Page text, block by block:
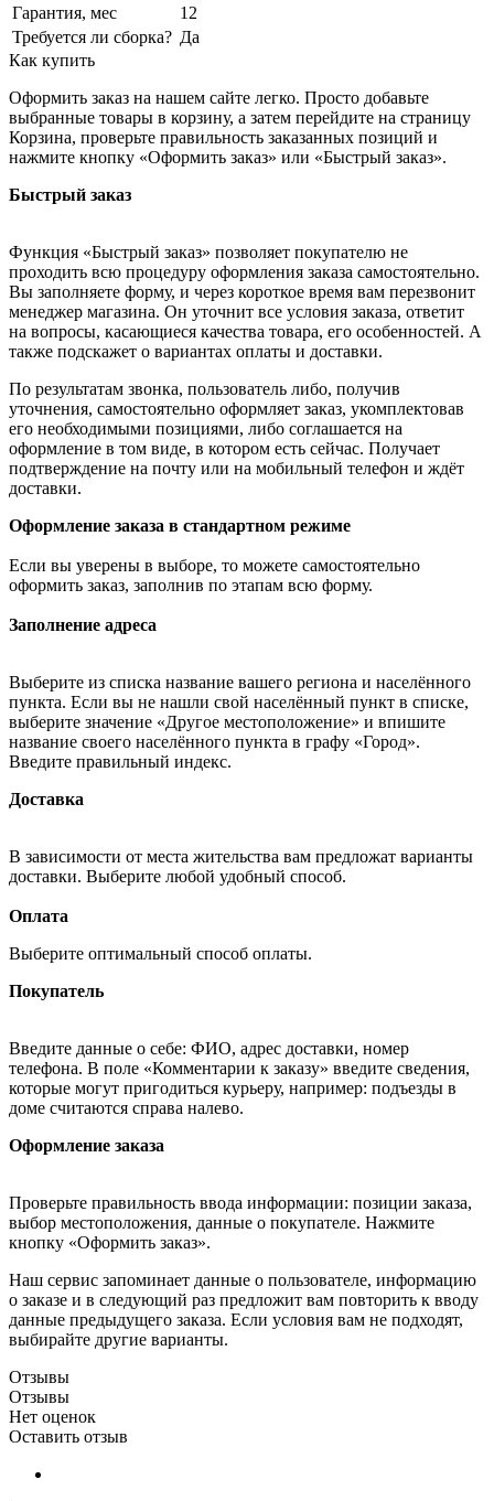
Гарантия, мес
12
Требуется ли сборка? Да
Как купить
Оформить заказ на нашем сайте легко. Просто добавьте
выбранные товары в корзину, а затем перейдите на страницу
Корзина, проверьте правильность заказанных позиций и
нажмите кнопку «Оформить заказ» или «Быстрый заказ».
Быстрый заказ
Функция «Быстрый заказ» позволяет покупателю не
проходить всю процедуру оформления заказа самостоятельно.
Вы заполняете форму, и через короткое время вам перезвонит
менеджер магазина. Он уточнит все условия заказа, ответит
на вопросы, касающиеся качества товара, его особенностей. А
также подскажет о вариантах оплаты и доставки.
По результатам звонка, пользователь либо, получив
уточнения, самостоятельно оформляет заказ, укомплектовав
его необходимыми позициями, либо соглашается на
оформление в том виде, в котором есть сейчас. Получает
подтверждение на почту или на мобильный телефон и ждёт
доставки.
Оформление заказа в стандартном режиме
Если вы уверены в выборе, то можете самостоятельно
оформить заказ, заполнив по этапам всю форму.
Заполнение адреса
Выберите из списка название вашего региона и населённого
пункта. Если вы не нашли свой населённый пункт в списке,
выберите значение «Другое местоположение» и впишите
название своего населённого пункта в графу «Город».
Введите правильный индекс.
Доставка
В зависимости от места жительства вам предложат варианты
доставки. Выберите любой удобный способ.
Оплата
Выберите оптимальный способ оплаты.
Покупатель
Введите данные о себе: ФИО, адрес доставки, номер
телефона. В поле «Комментарии к заказу» введите сведения,
которые могут пригодиться курьеру, например: подъезды в
доме считаются справа налево.
Оформление заказа
Проверьте правильность ввода информации: позиции заказа,
выбор местоположения, данные о покупателе. Нажмите
кнопку «Оформить заказ».
Наш сервис запоминает данные о пользователе, информацию
о заказе и в следующий раз предложит вам повторить к вводу
данные предыдущего заказа. Если условия вам не подходят,
выбирайте другие варианты.
Отзывы
Отзывы
Нет оценок
Оставить отзыв